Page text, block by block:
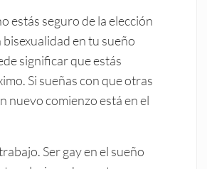
estás seguro de la elección
en tu sueño
significar que estás
Si sueñas con que otras
nuevo comienzo está en el
Ser gay en el sueño